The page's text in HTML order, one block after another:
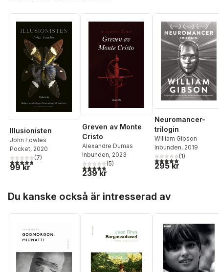
Illusionisten
John Fowles
Pocket, 2020
4,7utav 5 stjärnor. Totalt antal röster:
(7)
99 kr
Greven av Monte
Cristo
Alexandre Dumas
Inbunden, 2023
4,8utav 5 stjärnor. Totalt antal röster:
(5)
239 kr
Neuromancer-
trilogin
William Gibson
Inbunden, 2019
5,0utav 5 stjärnor.
(1)
295 kr
Du kanske också är intresserad av